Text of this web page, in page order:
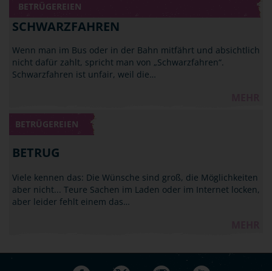
BETRÜGEREIEN
SCHWARZFAHREN
Wenn man im Bus oder in der Bahn mitfährt und absichtlich
nicht dafür zahlt, spricht man von „Schwarzfahren“.
Schwarzfahren ist unfair, weil die…
BETRÜGEREIEN
BETRUG
Viele kennen das: Die Wünsche sind groß, die Möglichkeiten
aber nicht... Teure Sachen im Laden oder im Internet locken,
aber leider fehlt einem das…